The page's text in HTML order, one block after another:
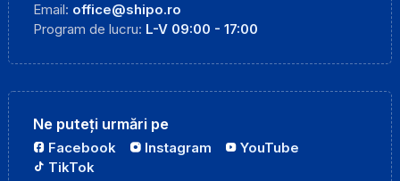
Email: office@shipo.ro
Program de lucru: L-V 09:00 - 17:00
Ne puteți urmări pe
Facebook Instagram
YouTube
TikTok